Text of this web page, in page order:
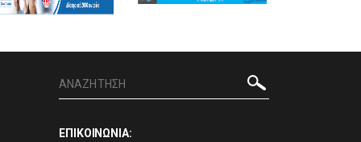
ΕΠΙΚΟΙΝΩΝΙΑ: